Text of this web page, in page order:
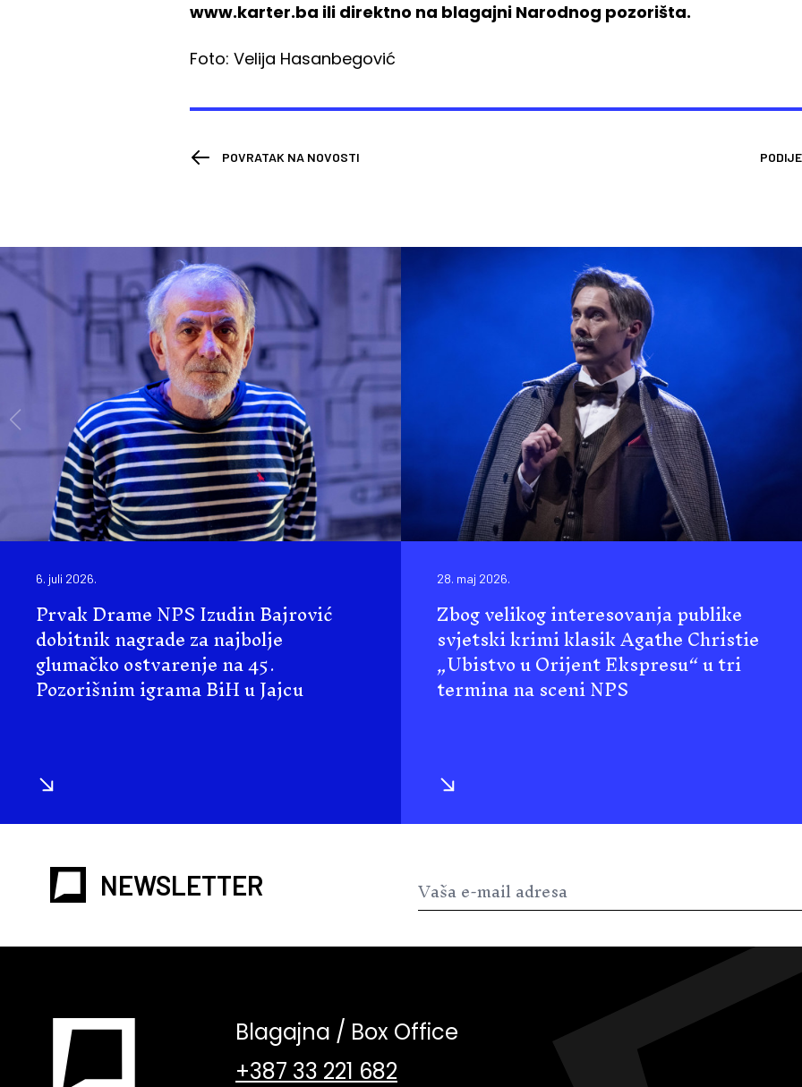
www.karter.ba ili direktno na blagajni Narodnog pozorišta.
Foto: Velija Hasanbegović
POVRATAK NA NOVOSTI
6. juli 2026.
Prvak Drame NPS Izudin Bajrović
dobitnik nagrade za najbolje
glumačko ostvarenje na 45.
Pozorišnim igrama BiH u Jajcu
28. maj 2026.
Zbog velikog interesovanja publike
svjetski krimi klasik Agathe Christie
„Ubistvo u Orijent Ekspresu“ u tri
termina na sceni NPS
NEWSLETTER
Blagajna / Box Office
+387 33 221 682